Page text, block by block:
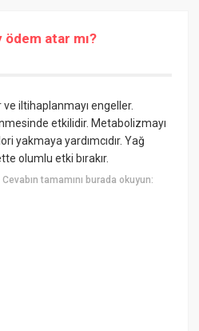
atar mı?
iltihaplanmayı engeller.
etkilidir. Metabolizmayı
yakmaya yardımcıdır. Yağ
olumlu etki bırakır.
Cevabın tamamını burada okuyun: